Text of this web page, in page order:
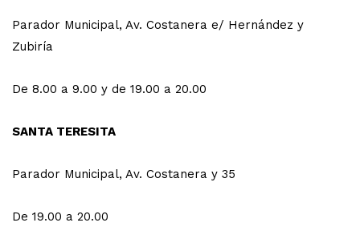
Parador Municipal, Av. Costanera e/ Hernández y
Zubiría
De 8.00 a 9.00 y de 19.00 a 20.00
SANTA TERESITA
Parador Municipal, Av. Costanera y 35
De 19.00 a 20.00